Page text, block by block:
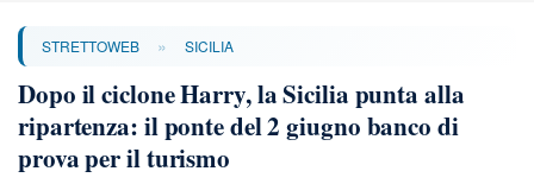
STRETTOWEB » SICILIA
Dopo il ciclone Harry, la Sicilia punta alla
ripartenza: il ponte del 2 giugno banco di
prova per il turismo